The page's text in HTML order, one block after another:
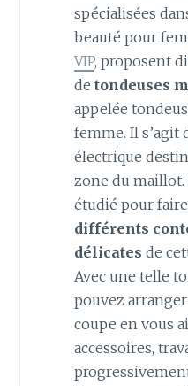
spécialisées
beauté pour
VIP, proposent
de tondeuses
appelée
femme. Il s’agit
électrique
zone du maillot.
étudié pour
différents
délicates de
Avec une telle
pouvez
coupe en vous
accessoires,